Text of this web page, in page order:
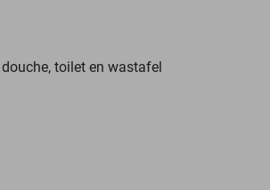
toilet en wastafel